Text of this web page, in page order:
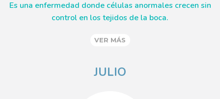
Es una enfermedad donde células anormales crecen sin
control en los tejidos de la boca.
VER MÁS
JULIO